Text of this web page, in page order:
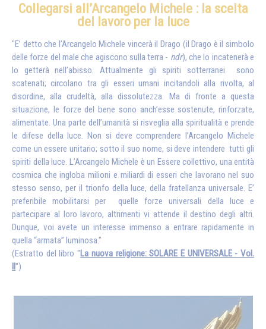
Collegarsi all’Arcangelo Michele : la scelta
del lavoro per la luce
"E’ detto che l’Arcangelo Michele vincerà il Drago (il Drago è il simbolo
delle forze del male che agiscono sulla terra - ndr), che lo incatenerà e
lo getterà nell’abisso. Attualmente gli spiriti sotterranei sono
scatenati; circolano tra gli esseri umani incitandoli alla rivolta, al
disordine, alla crudeltà, alla dissolutezza. Ma di fronte a questa
situazione, le forze del bene sono anch’esse sostenute, rinforzate,
alimentate. Una parte dell’umanità si risveglia alla spiritualità e prende
le difese della luce. Non si deve comprendere l’Arcangelo Michele
come un essere unitario; sotto il suo nome, si deve intendere tutti gli
spiriti della luce. L’Arcangelo Michele è un Essere collettivo, una entità
cosmica che ingloba milioni e miliardi di esseri che lavorano nel suo
stesso senso, per il trionfo della luce, della fratellanza universale. E’
preferibile mobilitarsi per quelle forze universali della luce e
partecipare al loro lavoro, altrimenti vi attende il destino degli altri.
Dunque, voi avete un interesse immenso a entrare rapidamente in
quella “armata” luminosa."
(Estratto del libro "La nuova religione: SOLARE E UNIVERSALE - Vol.
")